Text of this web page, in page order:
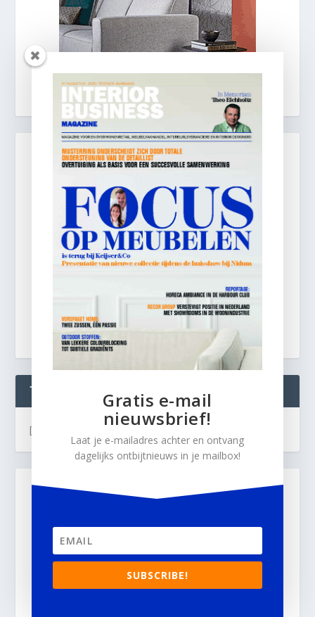
TWEETS
[custom-twitter-feeds]
Gratis e-mail
nieuwsbrief!
Laat je e-mailadres achter en ontvang
dagelijks ontbijtnieuws in je mailbox!
SUBSCRIBE!